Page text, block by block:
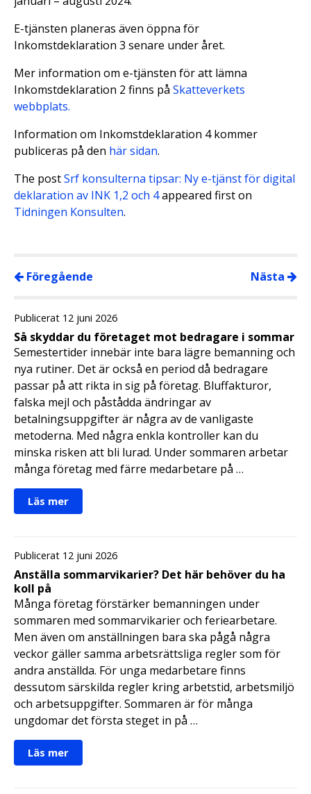
E-tjänsten planeras även öppna för
Inkomstdeklaration 3 senare under året.
Mer information om e-tjänsten för att lämna
Inkomstdeklaration 2 finns på Skatteverkets
webbplats.
Information om Inkomstdeklaration 4 kommer
publiceras på den här sidan.
The postSrf konsulterna tipsar: Ny e-tjänst för digital
deklaration av INK 1,2 och 4appeared first on
Tidningen Konsulten.
Föregående Nästa
Publicerat 12 juni 2026
Så skyddar du företaget mot bedragare i sommar
Semestertider innebär inte bara lägre bemanning och
nya rutiner. Det är också en period då bedragare
passar på att rikta in sig på företag. Bluffakturor,
falska mejl och påstådda ändringar av
betalningsuppgifter är några av de vanligaste
metoderna. Med några enkla kontroller kan du
minska risken att bli lurad. Under sommaren arbetar
många företag med färre medarbetare på …
Läs mer
Publicerat 12 juni 2026
Anställa sommarvikarier? Det här behöver du ha
koll på
Många företag förstärker bemanningen under
sommaren med sommarvikarier och feriearbetare.
Men även om anställningen bara ska pågå några
veckor gäller samma arbetsrättsliga regler som för
andra anställda. För unga medarbetare finns
dessutom särskilda regler kring arbetstid, arbetsmiljö
och arbetsuppgifter. Sommaren är för många
ungdomar det första steget in på …
Läs mer